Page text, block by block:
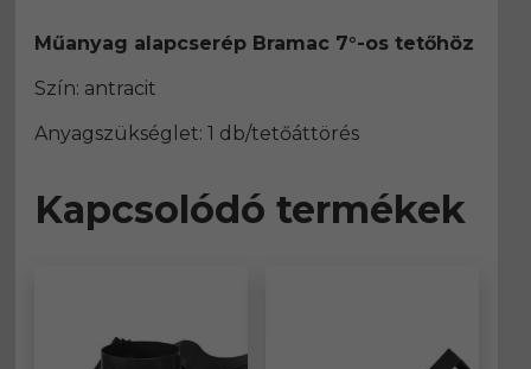
Műanyag alapcserép Bramac 7°-os tetőhöz
Szín: antracit
Anyagszükséglet: 1 db/tetőáttörés
Kapcsolódó termékek